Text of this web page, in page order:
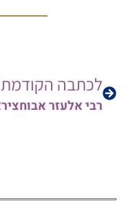
לכתבה הקודמת